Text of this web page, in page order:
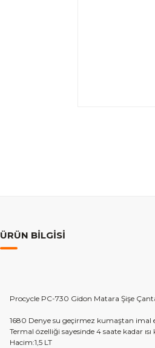
ÜRÜN BILGISI
Procycle PC-730 Gidon Matara Şişe
1680 Denye su geçirmez kumaştan imal
Termal özelliği sayesinde 4 saate kadar
Hacim:1,5 LT